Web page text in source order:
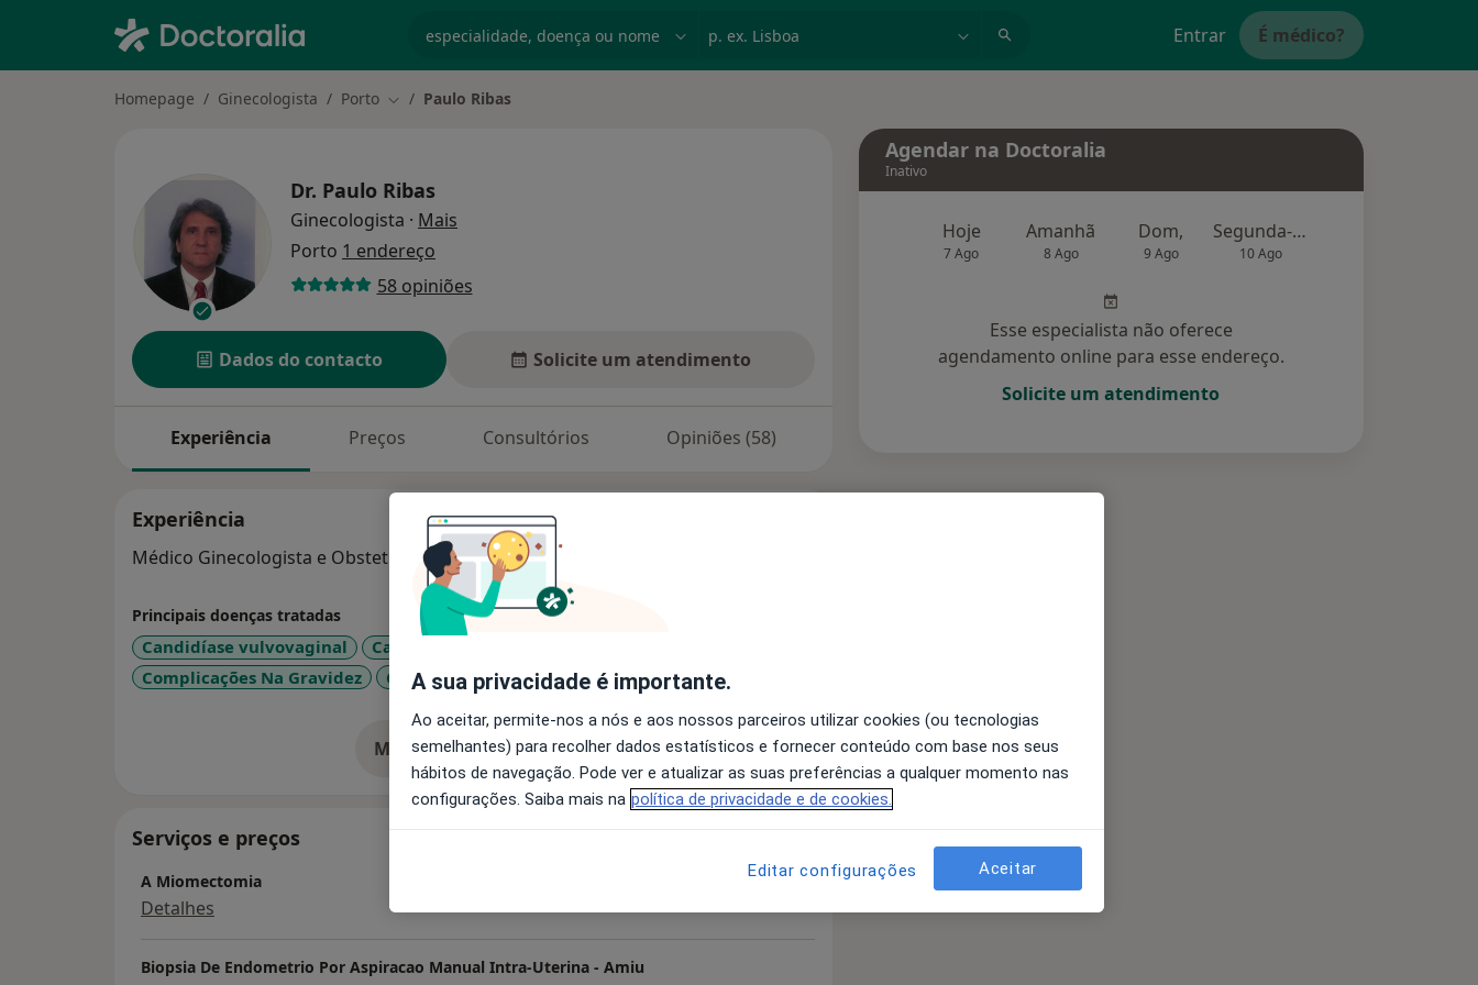
Entrar É médico?
Homepage Ginecologista Porto Mudar de cidade
Paulo Ribas
Dr. Paulo Ribas
Ginecologista · Mais
Porto 1 endereço
58 opiniões
Dados do contacto Solicite um atendimento
Experiência Preços Consultórios Opiniões (58)
Experiência
Médico Ginecologista e Obstetra_IPO Porto
Principais doenças tratadas
Candidíase vulvovaginal
Carcinoma Endometrióide
Complicações Na Gravidez
Condiloma Acuminado Dismenorréia
Mostrar mais detalhes
sobre a experiência
Serviços e preços
A Miomectomia
Detalhes
Biopsia De Endometrio Por Aspiracao Manual Intra-Uterina - Amiu
Agendar na Doctoralia
Inativo
Hoje
7 Ago
Amanhã
8 Ago
Dom,
9 Ago
Segunda-feira
10 Ago
Esse especialista não oferece
agendamento online para esse endereço.
Solicite um atendimento
A sua privacidade é importante.
Ao aceitar, permite-nos a nós e aos nossos parceiros utilizar cookies (ou tecnologias
semelhantes) para recolher dados estatísticos e fornecer conteúdo com base nos seus
hábitos de navegação. Pode ver e atualizar as suas preferências a qualquer momento nas
configurações. Saiba mais na política de privacidade e de cookies.
Editar configurações Aceitar